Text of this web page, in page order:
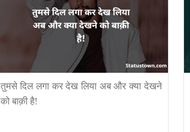
तुमसे दिल लगा कर देख लिया अब और क्या देखने
को बाक़ी है!